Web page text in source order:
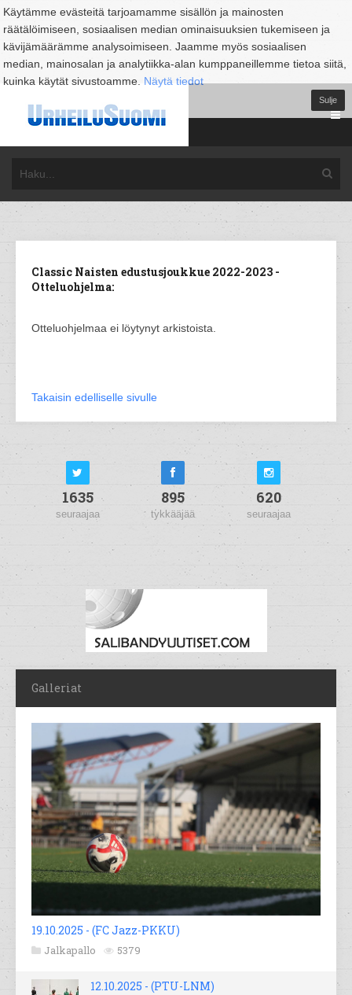
Käytämme evästeitä tarjoamamme sisällön ja mainosten
räätälöimiseen, sosiaalisen median ominaisuuksien tukemiseen ja
kävijämäärämme analysoimiseen. Jaamme myös sosiaalisen
median, mainosalan ja analytiikka-alan kumppaneillemme tietoa siitä,
kuinka käytät sivustoamme. Näytä tiedot
Sulje
Classic Naisten edustusjoukkue 2022-2023 -
Otteluohjelma:
Otteluohjelmaa ei löytynyt arkistoista.
Takaisin edelliselle sivulle
1635
seuraajaa
895
tykkääjää
620
seuraajaa
Galleriat
19.10.2025 - (FC Jazz-PKKU)
Jalkapallo 5379
12.10.2025 - (PTU-LNM)